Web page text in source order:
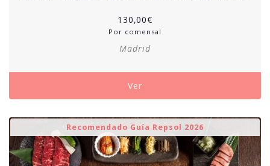
130,00€
Por comensal
Madrid
Ver
Recomendado Guía Repsol 2026